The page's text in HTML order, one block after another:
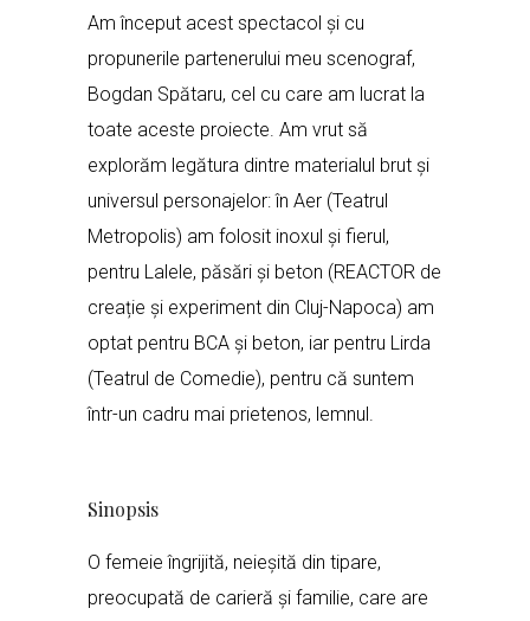
Am început acest spectacol și cu
propunerile partenerului meu scenograf,
Bogdan Spătaru, cel cu care am lucrat la
toate aceste proiecte. Am vrut să
explorăm legătura dintre materialul brut și
universul personajelor: în Aer (Teatrul
Metropolis) am folosit inoxul și fierul,
pentru Lalele, păsări și beton (REACTOR de
creație și experiment din Cluj-Napoca) am
optat pentru BCA și beton, iar pentru Lirda
(Teatrul de Comedie), pentru că suntem
într-un cadru mai prietenos, lemnul.
Sinopsis
O femeie îngrijită, neieșită din tipare,
preocupată de carieră și familie, care are